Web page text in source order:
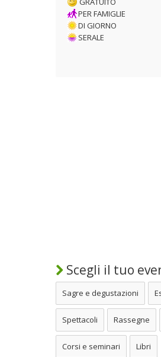
PER FAMIGLIE
DI GIORNO
SERALE
Scegli il tuo
Sagre e degustazioni
Spettacoli Rassegne
Corsi e seminari Libri